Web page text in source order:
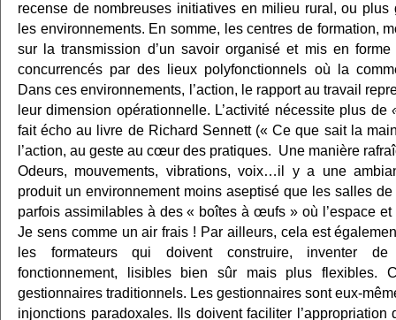
recense de nombreuses initiatives en milieu rural, ou plus
les environnements. En somme, les centres de formation,
sur la transmission d’un savoir organisé et mis en
concurrencés par des lieux polyfonctionnels où la
Dans ces environnements, l’action, le rapport au travail
leur dimension opérationnelle. L’activité nécessite plus de
fait écho au livre de Richard Sennett (« Ce que sait la
l’action, au geste au cœur des pratiques. Une manière
Odeurs, mouvements, vibrations, voix…il y a une
produit un environnement moins aseptisé que les salles
parfois assimilables à des « boîtes à œufs » où l’espace
Je sens comme un air frais ! Par ailleurs, cela est
les formateurs qui doivent construire, inventer
fonctionnement, lisibles bien sûr mais plus flexibles.
gestionnaires traditionnels. Les gestionnaires sont eux-
injonctions paradoxales. Ils doivent faciliter l’appropriation